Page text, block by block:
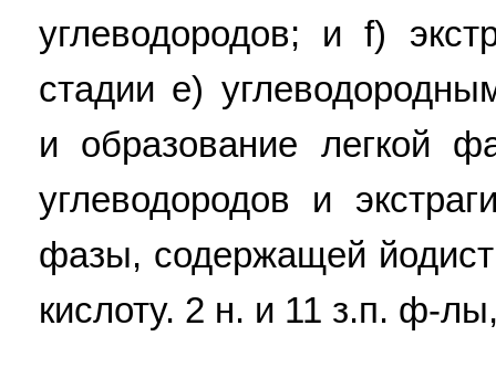
углеводородов; и f)
стадии e)
и образование легкой
углеводородов и
фазы, содержащей
кислоту. 2 н. и 11 з.п. ф-